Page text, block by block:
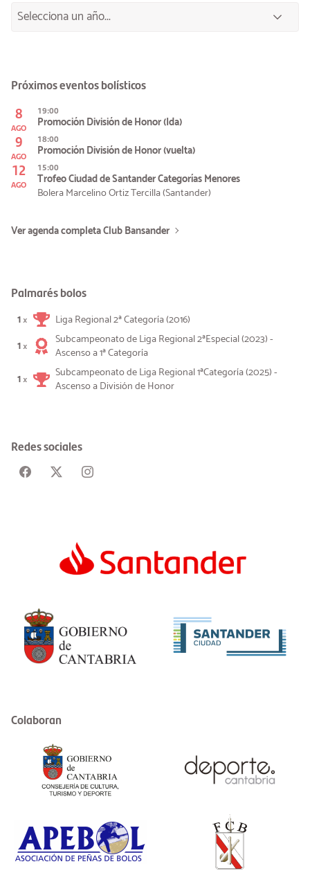
Próximos eventos bolísticos
8
AGO
19:00
Promoción División de Honor (Ida)
9
AGO
18:00
Promoción División de Honor (vuelta)
12
AGO
15:00
Trofeo Ciudad de Santander Categorías Menores
Bolera Marcelino Ortiz Tercilla (Santander)
Ver agenda completa Club Bansander
Palmarés bolos
1×
Liga Regional 2ª Categoría (2016)
1×
Subcampeonato de Liga Regional 2ªEspecial (2023) -
Ascenso a 1ª Categoría
1×
Subcampeonato de Liga Regional 1ªCategoría (2025) -
Ascenso a División de Honor
Redes sociales
Colaboran